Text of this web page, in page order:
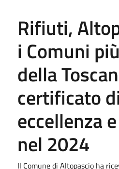
Rifiuti,
i Comuni
della
certificato di
eccellenza
nel 2024
Il Comune di Altopascio ha